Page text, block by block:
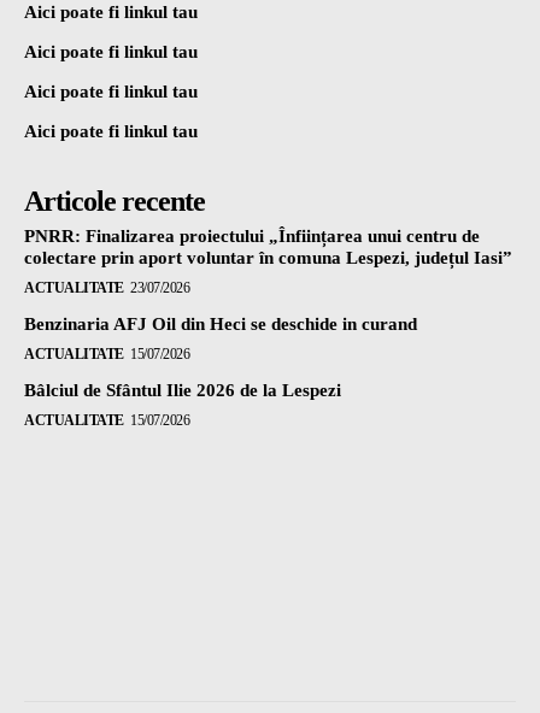
Aici poate fi linkul tau
Aici poate fi linkul tau
Aici poate fi linkul tau
Aici poate fi linkul tau
Articole recente
PNRR: Finalizarea proiectului „Înființarea unui centru de
colectare prin aport voluntar în comuna Lespezi, județul Iasi”
ACTUALITATE 23/07/2026
Benzinaria AFJ Oil din Heci se deschide in curand
ACTUALITATE 15/07/2026
Bâlciul de Sfântul Ilie 2026 de la Lespezi
ACTUALITATE 15/07/2026